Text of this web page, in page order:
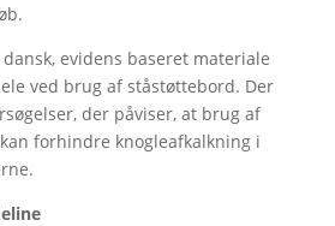
evidens baseret materiale
ved brug af ståstøttebord. Der
der påviser, at brug af
forhindre knogleafkalkning i